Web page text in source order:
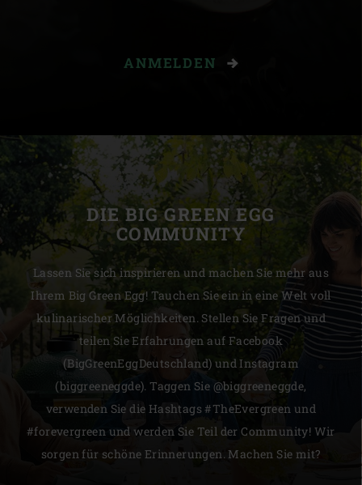
ANMELDEN
DIE BIG GREEN EGG
COMMUNITY
Lassen Sie sich inspirieren und machen Sie mehr aus
Ihrem Big Green Egg! Tauchen Sie ein in eine Welt voll
kulinarischer Möglichkeiten. Stellen Sie Fragen und
teilen Sie Erfahrungen auf Facebook
(BigGreenEggDeutschland) und Instagram
(biggreeneggde). Taggen Sie @biggreeneggde,
verwenden Sie die Hashtags #TheEvergreen und
#forevergreen und werden Sie Teil der Community! Wir
sorgen für schöne Erinnerungen. Machen Sie mit?